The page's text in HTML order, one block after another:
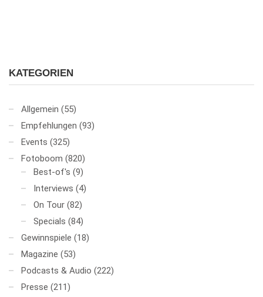
KATEGORIEN
Allgemein (55)
Empfehlungen (93)
Events (325)
Fotoboom (820)
Best-of's (9)
Interviews (4)
On Tour (82)
Specials (84)
Gewinnspiele (18)
Magazine (53)
Podcasts & Audio (222)
Presse (211)